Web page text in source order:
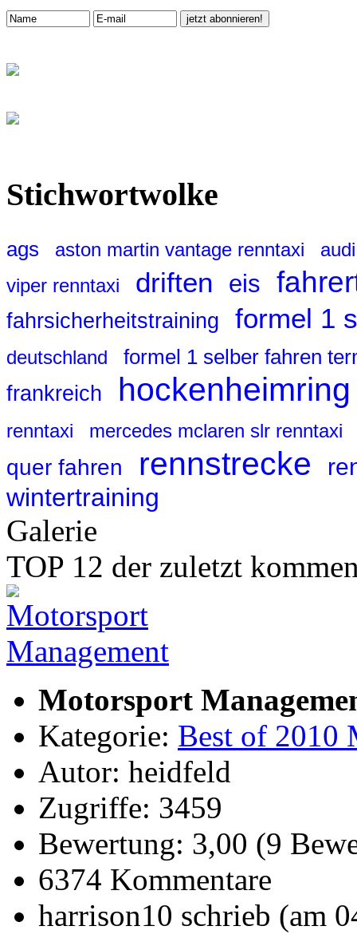
Stichwortwolke
ags aston martin vantage renntaxi
viper renntaxi
driften eis
fahrsicherheitstraining formel 1
deutschland formel 1 selber fahren
frankreich hockenheimring
renntaxi mercedes mclaren slr renntaxi
quer fahren rennstrecke
wintertraining
Galerie
TOP 12 der zuletzt
Motorsport
Kategorie: Best of 2010
Autor: heidfeld
Zugriffe: 3459
Bewertung: 3,00 (9
6374 Kommentare
harrison10 schrieb (am